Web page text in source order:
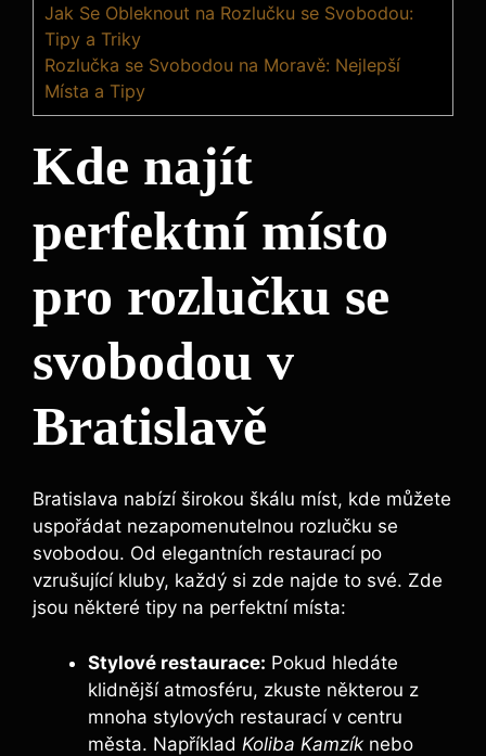
Jak Se Obleknout na Rozlučku se Svobodou:
Tipy a Triky
Rozlučka se Svobodou na Moravě: Nejlepší
Místa a Tipy
Kde najít
perfektní místo
pro rozlučku se
svobodou v
Bratislavě
Bratislava nabízí širokou škálu míst, kde můžete
uspořádat nezapomenutelnou rozlučku se
svobodou. Od elegantních restaurací po
vzrušující kluby, každý si zde najde to své. Zde
jsou některé tipy na perfektní místa:
Stylové restaurace: Pokud hledáte
klidnější atmosféru, zkuste některou z
mnoha stylových restaurací v centru
města. Například Koliba Kamzík nebo